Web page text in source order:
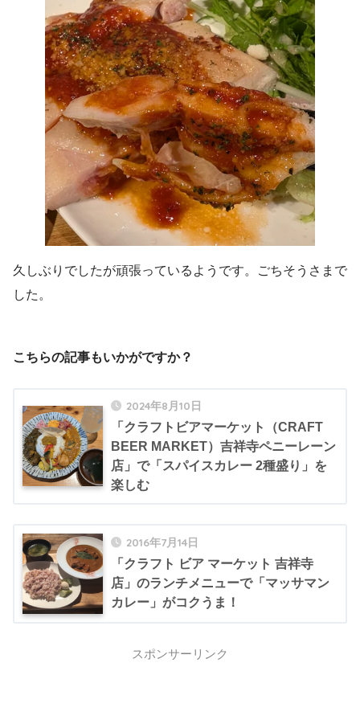
久しぶりでしたが頑張っているようです。ごちそうさまで
した。
こちらの記事もいかがですか？
2024年8月10日
「クラフトビアマーケット（CRAFT
BEER MARKET）吉祥寺ペニーレーン
店」で「スパイスカレー 2種盛り」を
楽しむ
2016年7月14日
「クラフト ビア マーケット 吉祥寺
店」のランチメニューで「マッサマン
カレー」がコクうま！
スポンサーリンク